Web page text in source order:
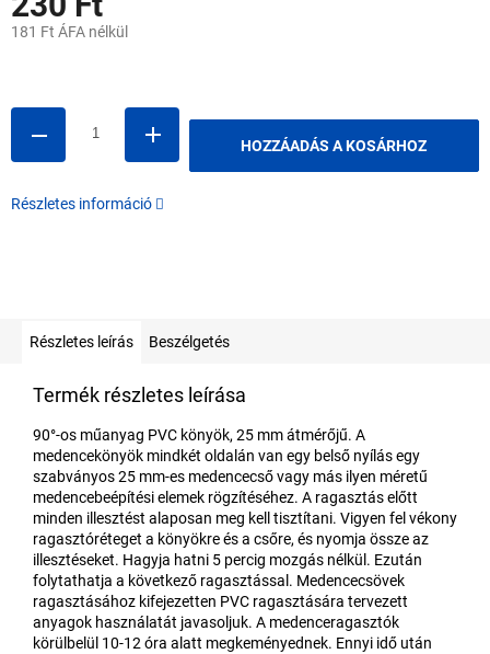
181 Ft ÁFA nélkül
HOZZÁADÁS A KOSÁRHOZ
Részletes információ
Részletes leírás Beszélgetés
Termék részletes leírása
90°-os műanyag PVC könyök, 25 mm átmérőjű. A
medencekönyök mindkét oldalán van egy belső nyílás egy
szabványos 25 mm-es medencecső vagy más ilyen méretű
medencebeépítési elemek rögzítéséhez. A ragasztás előtt
minden illesztést alaposan meg kell tisztítani. Vigyen fel vékony
ragasztóréteget a könyökre és a csőre, és nyomja össze az
illesztéseket. Hagyja hatni 5 percig mozgás nélkül. Ezután
folytathatja a következő ragasztással. Medencecsövek
ragasztásához kifejezetten PVC ragasztására tervezett
anyagok használatát javasoljuk. A medenceragasztók
körülbelül 10-12 óra alatt megkeményednek. Ennyi idő után